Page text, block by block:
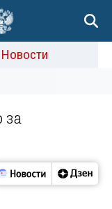
Новости
за